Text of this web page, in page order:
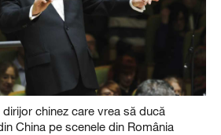
chinez care vrea să ducă
China pe scenele din România